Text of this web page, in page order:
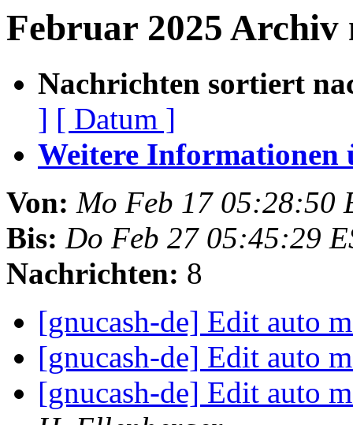
Februar 2025 Archiv
Nachrichten sortiert
] [ Datum ]
Weitere Informationen
Von: Mo Feb 17 05:28:50
Bis: Do Feb 27 05:45:29
Nachrichten: 8
[gnucash-de] Edit auto
[gnucash-de] Edit auto
[gnucash-de] Edit auto